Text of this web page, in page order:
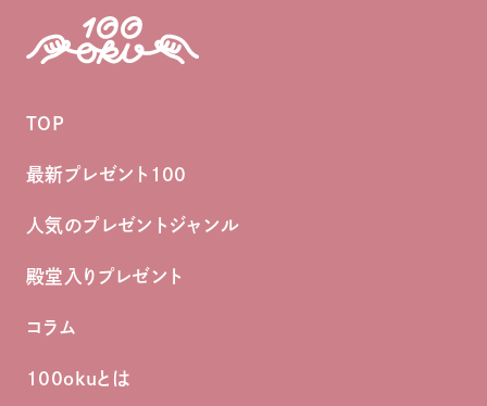
TOP
最新プレゼント100
人気のプレゼントジャンル
殿堂入りプレゼント
コラム
100okuとは